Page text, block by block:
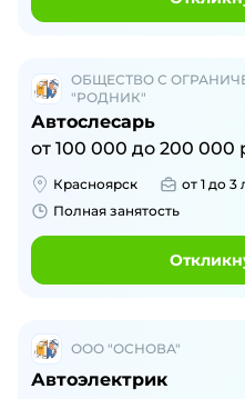
ОБЩЕСТВО С
"РОДНИК"
Автослесарь
от 100 000 до 200 000
Красноярск от 1 до 3
Полная занятость
ООО "ОСНОВА"
Автоэлектрик